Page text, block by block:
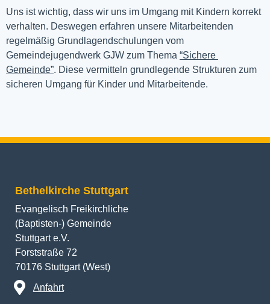
Uns ist wichtig, dass wir uns im Umgang mit Kindern korrekt
verhalten. Deswegen erfahren unsere Mitarbeitenden
regelmäßig Grundlagendschulungen vom
Gemeindejugendwerk GJW zum Thema “Sichere
Gemeinde”. Diese vermitteln grundlegende Strukturen zum
sicheren Umgang für Kinder und Mitarbeitende.
Bethelkirche Stuttgart
Evangelisch Freikirchliche
(Baptisten-) Gemeinde
Stuttgart e.V.
Forststraße 72
70176 Stuttgart (West)
Anfahrt